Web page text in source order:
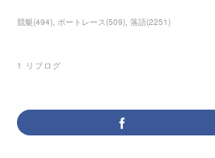
競艇(494) ボートレース (509) 落語(2251)
1 リブログ